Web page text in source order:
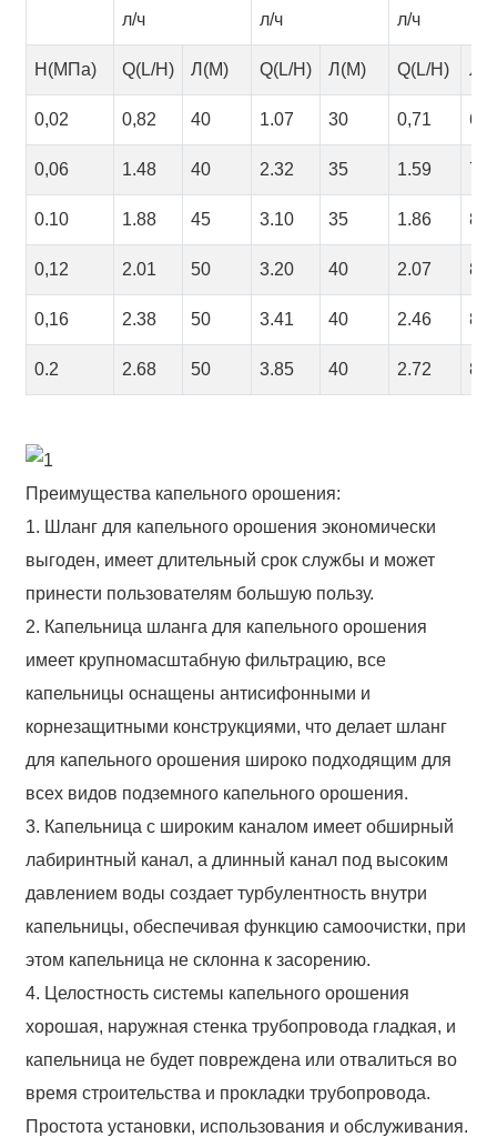
л/ч л/ч л/ч
H(МПа) Q(L/H) Л(М) Q(L/H) Л(М) Q(L/H)
0,02 0,82 40 1.07 30 0,71 60
0,06 1.48 40 2.32 35 1.59 70
0.10 1.88 45 3.10 35 1.86 80
0,12 2.01 50 3.20 40 2.07 80
0,16 2.38 50 3.41 40 2.46 80
0.2 2.68 50 3.85 40 2.72 80
Преимущества капельного орошения:
1. Шланг для капельного орошения экономически
выгоден, имеет длительный срок службы и может
принести пользователям большую пользу.
2. Капельница шланга для капельного орошения
имеет крупномасштабную фильтрацию, все
капельницы оснащены антисифонными и
корнезащитными конструкциями, что делает шланг
для капельного орошения широко подходящим для
всех видов подземного капельного орошения.
3. Капельница с широким каналом имеет обширный
лабиринтный канал, а длинный канал под высоким
давлением воды создает турбулентность внутри
капельницы, обеспечивая функцию самоочистки, при
этом капельница не склонна к засорению.
4. Целостность системы капельного орошения
хорошая, наружная стенка трубопровода гладкая, и
капельница не будет повреждена или отвалиться во
время строительства и прокладки трубопровода.
Простота установки, использования и обслуживания.